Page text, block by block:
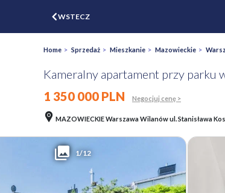
WSTECZ
Home > Sprzedaż > Mieszkanie > Mazowieckie >
Kameralny apartament przy parku
1 350 000 PLN
Negocjuj cenę >
MAZOWIECKIE Warszawa Wilanów ul. Stanisława
1/12